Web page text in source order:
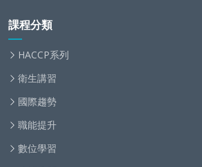
課程分類
HACCP系列
衛生講習
國際趨勢
職能提升
數位學習